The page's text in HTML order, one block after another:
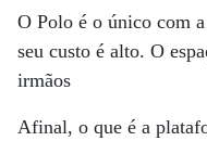
O Polo é o único com
seu custo é alto. O
irmãos
Afinal, o que é a